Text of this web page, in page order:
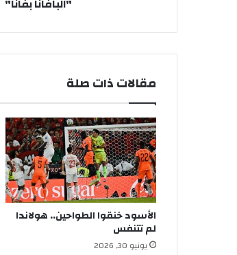
مقالات ذات صلة
الأسود خنقوا الطواحين.. هولاندا
لم تتنفس
يونيو 30, 2026